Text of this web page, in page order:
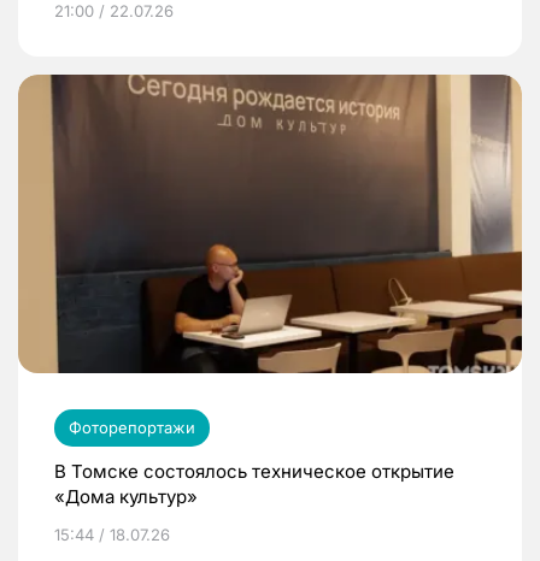
21:00 / 22.07.26
Фоторепортажи
В Томске состоялось техническое открытие
«Дома культур»
15:44 / 18.07.26